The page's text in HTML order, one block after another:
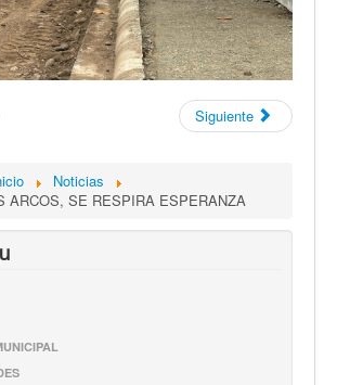
Siguiente
Noticias
ARCOS, SE RESPIRA ESPERANZA